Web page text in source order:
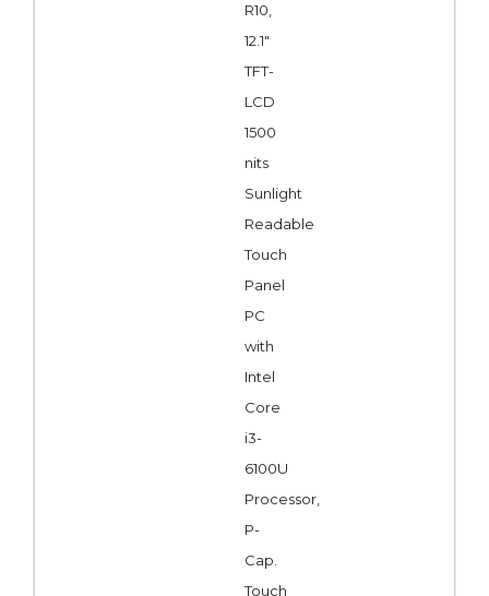
R10,
12.1"
TFT-
LCD
1500
nits
Sunlight
Readable
Touch
Panel
PC
with
Intel
Core
i3-
6100U
Processor,
P-
Cap.
Touch